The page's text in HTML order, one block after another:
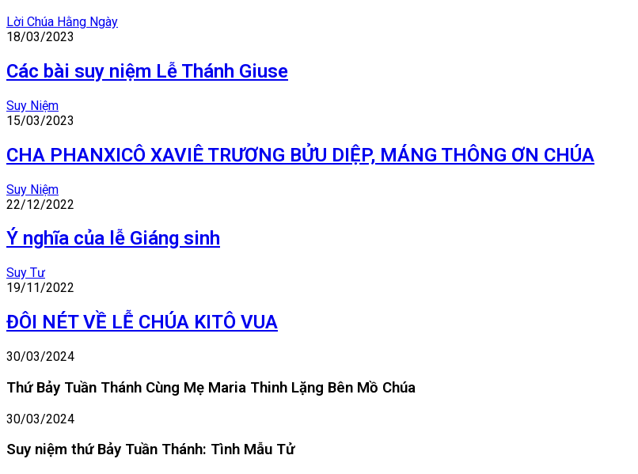
Lời Chúa Hằng Ngày
18/03/2023
Các bài suy niệm Lễ Thánh Giuse
Suy Niệm
15/03/2023
CHA PHANXICÔ XAVIÊ TRƯƠNG BỬU DIỆP, MÁNG THÔNG ƠN CHÚA
Suy Niệm
22/12/2022
Ý nghĩa của lễ Giáng sinh
Suy Tư
19/11/2022
ĐÔI NÉT VỀ LỄ CHÚA KITÔ VUA
30/03/2024
Thứ Bảy Tuần Thánh Cùng Mẹ Maria Thinh Lặng Bên Mồ Chúa
30/03/2024
Suy niệm thứ Bảy Tuần Thánh: Tình Mẫu Tử